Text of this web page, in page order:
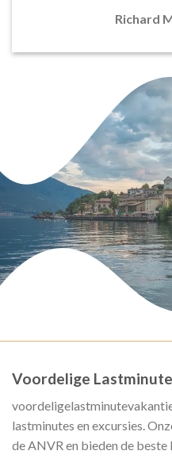
Richard
Voordelige
lastminutes en excursies.
de ANVR en bieden de beste